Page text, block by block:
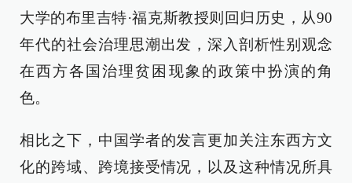
大学的布里吉特·福克斯教授则回归历史，从90
年代的社会治理思潮出发，深入剖析性别观念
在西方各国治理贫困现象的政策中扮演的角
色。
相比之下，中国学者的发言更加关注东西方文
化的跨域、跨境接受情况，以及这种情况所具